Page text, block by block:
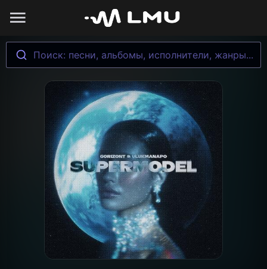
Поиск: песни, альбомы, исполнители, жанры...